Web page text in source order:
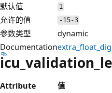
默认值
1
允许的值 -15-3
参数类型
dynamic
Documentation
Attribute
值